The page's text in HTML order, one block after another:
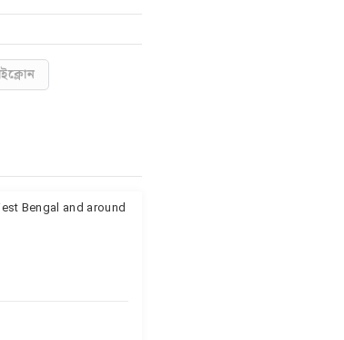
Bengal and around